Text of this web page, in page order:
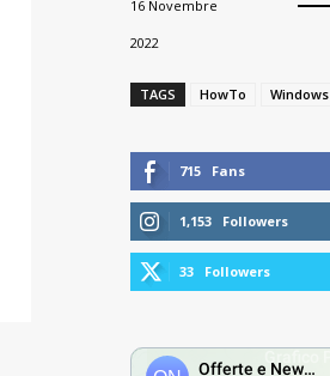
16 Novembre
2022
TAGS HowTo Windows
715 Fans
1,153 Followers
33 Followers